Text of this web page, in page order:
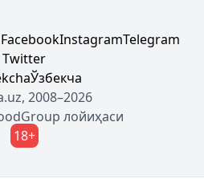
FacebookInstagramTelegram
Twitter
Ўзбекча
2008–2026
лойиҳаси
18+